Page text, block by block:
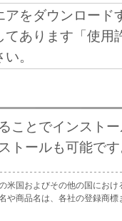
BY A DULY
concerning
for any reason,
distributor/dealer,
アをダウンロード
てあります「使用
。
ことでインスト
トールも可能で
米国およびその他の国にお
や商品名は、各社の登録商標